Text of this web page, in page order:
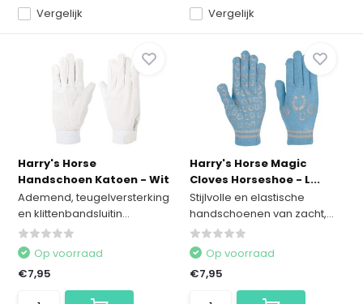
Vergelijk Vergelijk
Harry's Horse
Handschoen Katoen - Wit
Ademend, teugelversterking
en klittenbandsluitin...
Op voorraad
€7,95
Harry's Horse Magic
Cloves Horseshoe - L...
Stijlvolle en elastische
handschoenen van zacht,...
Op voorraad
€7,95